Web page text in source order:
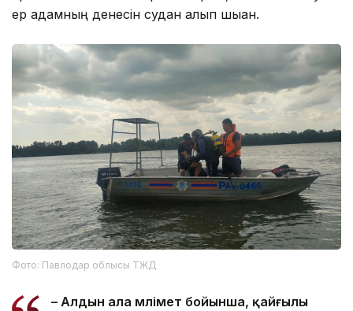
ер адамның денесін судан алып шыққан.
Фото: Павлодар облысы ТЖД
– Алдын ала мәлімет бойынша, қайғылы